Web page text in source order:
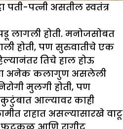
पती-पत्नी असतील स्वतंत्र
लागली होती. मनोजसोबत
होती, पण सुरुवातीचे एक
तिचे हाल होऊ
अनेक कलागुण असलेली
मुलगी होती, पण
आल्यावर काही
राहात असल्यासारखे वाटू